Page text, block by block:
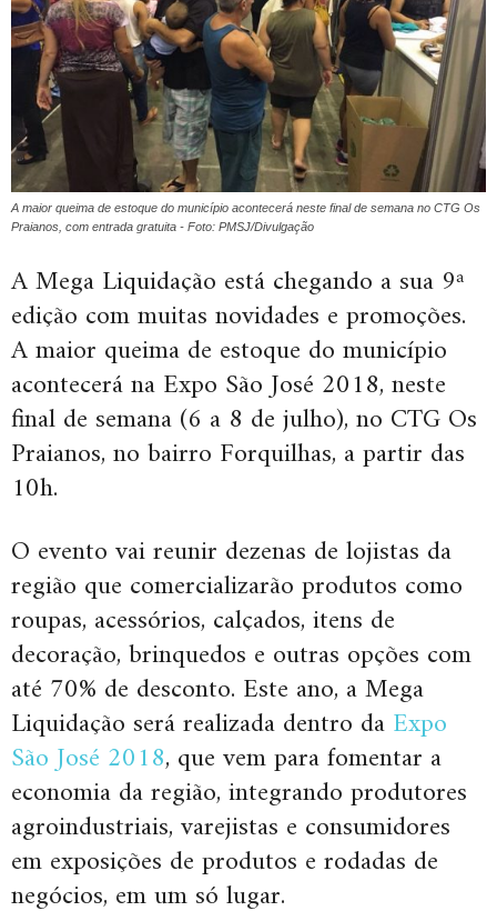
A maior queima de estoque do município acontecerá neste final de semana no CTG Os
Praianos, com entrada gratuita - Foto: PMSJ/Divulgação
A Mega Liquidação está chegando a sua 9ª
edição com muitas novidades e promoções.
A maior queima de estoque do município
acontecerá na Expo São José 2018, neste
final de semana (6 a 8 de julho), no CTG Os
Praianos, no bairro Forquilhas, a partir das
10h.
O evento vai reunir dezenas de lojistas da
região que comercializarão produtos como
roupas, acessórios, calçados, itens de
decoração, brinquedos e outras opções com
até 70% de desconto. Este ano, a Mega
Liquidação será realizada dentro daExpo
São José 2018, que vem para fomentar a
economia da região, integrando produtores
agroindustriais, varejistas e consumidores
em exposições de produtos e rodadas de
negócios, em um só lugar.